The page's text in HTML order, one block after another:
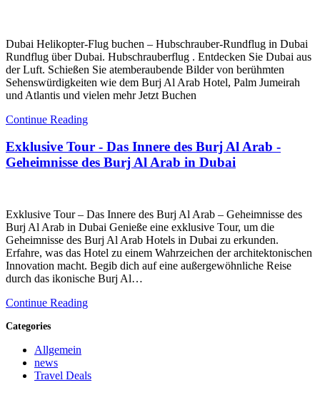
Dubai Helikopter-Flug buchen – Hubschrauber-Rundflug in Dubai
Rundflug über Dubai. Hubschrauberflug . Entdecken Sie Dubai aus
der Luft. Schießen Sie atemberaubende Bilder von berühmten
Sehenswürdigkeiten wie dem Burj Al Arab Hotel, Palm Jumeirah
und Atlantis und vielen mehr Jetzt Buchen
Continue Reading
Exklusive Tour - Das Innere des Burj Al Arab -
Geheimnisse des Burj Al Arab in Dubai
Exklusive Tour – Das Innere des Burj Al Arab – Geheimnisse des
Burj Al Arab in Dubai Genieße eine exklusive Tour, um die
Geheimnisse des Burj Al Arab Hotels in Dubai zu erkunden.
Erfahre, was das Hotel zu einem Wahrzeichen der architektonischen
Innovation macht. Begib dich auf eine außergewöhnliche Reise
durch das ikonische Burj Al…
Continue Reading
Categories
Allgemein
news
Travel Deals